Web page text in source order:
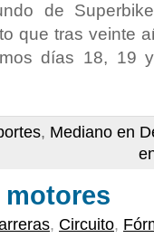
de
que tras veinte
días 18, 19
, Mediano en
, Circuito,